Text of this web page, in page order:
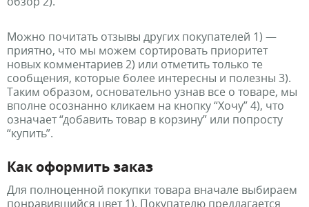
Можно почитать отзывы других покупателей 1) —
приятно, что мы можем сортировать приоритет
новых комментариев 2) или отметить только те
сообщения, которые более интересны и полезны 3).
Таким образом, основательно узнав все о товаре, мы
вполне осознанно кликаем на кнопку “Хочу” 4), что
означает “добавить товар в корзину” или попросту
“купить”.
Как оформить заказ
Для полноценной покупки товара вначале выбираем
понравившийся цвет 1). Покупателю предлагается